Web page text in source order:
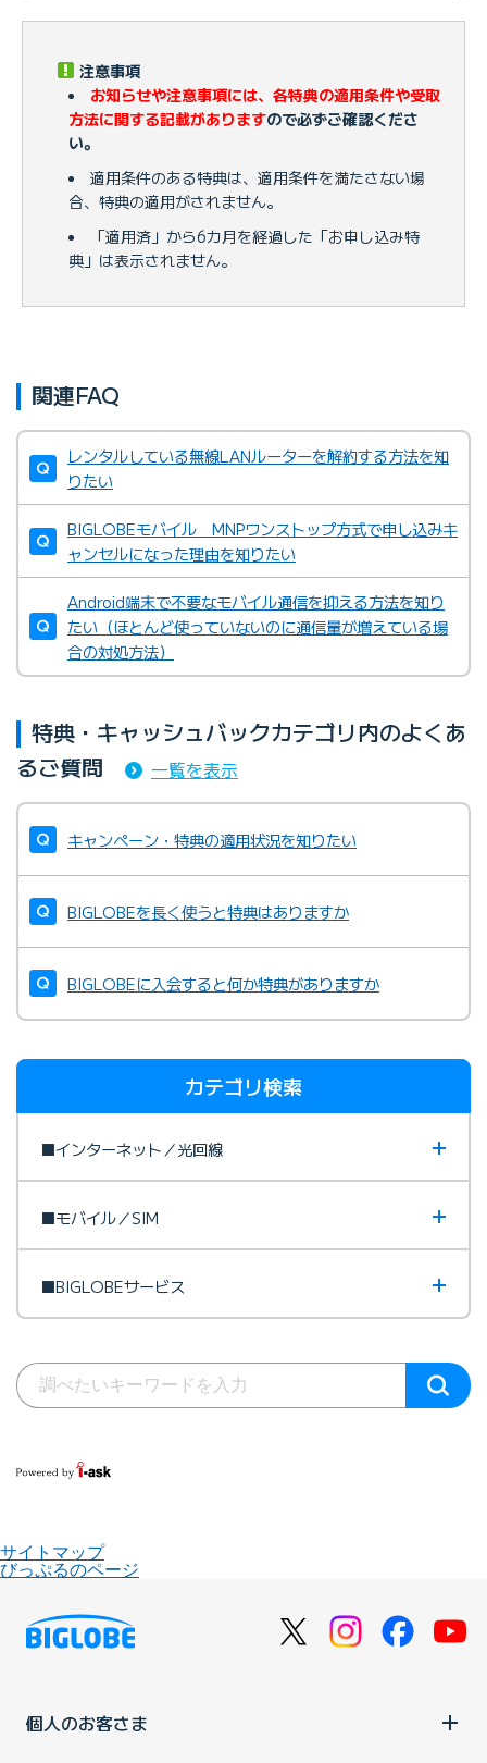
注意事項
お知らせや注意事項には、各特典の適用条件や受取
方法に関する記載がありますので必ずご確認くださ
い。
適用条件のある特典は、適用条件を満たさない場
合、特典の適用がされません。
「適用済」から6カ月を経過した「お申し込み特
典」は表示されません。
関連FAQ
レンタルしている無線LANルーターを解約する方法を知
りたい
BIGLOBEモバイル MNPワンストップ方式で申し込みキ
ャンセルになった理由を知りたい
Android端末で不要なモバイル通信を抑える方法を知り
たい（ほとんど使っていないのに通信量が増えている場
合の対処方法）
特典・キャッシュバックカテゴリ内のよくあ
るご質問
一覧を表示
キャンペーン・特典の適用状況を知りたい
BIGLOBEを長く使うと特典はありますか
BIGLOBEに入会すると何か特典がありますか
カテゴリ検索
■インターネット／光回線
■モバイル／SIM
■BIGLOBEサービス
サイトマップ
びっぷるのページ
個人のお客さま